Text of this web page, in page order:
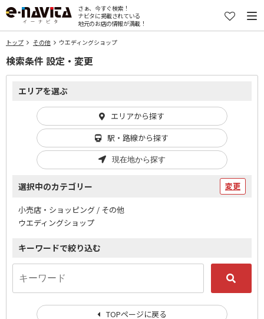
さぁ、今すぐ検索！
ナビタに掲載されている
地元のお店の情報が満載！
トップ その他 ウエディングショップ
検索条件 設定・変更
エリアを選ぶ
エリアから探す
駅・路線から探す
現在地から探す
選択中のカテゴリー 変更
小売店・ショッピング / その他
ウエディングショップ
キーワードで絞り込む
TOPページに戻る